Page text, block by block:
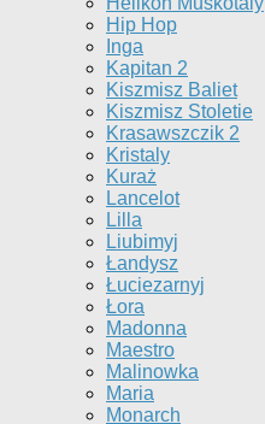
Hip Hop
Inga
Kapitan 2
Kiszmisz Baliet
Kiszmisz Stoletie
Krasawszczik 2
Kristaly
Kuraż
Lancelot
Lilla
Liubimyj
Łandysz
Łuciezarnyj
Łora
Madonna
Maestro
Malinowka
Maria
Monarch